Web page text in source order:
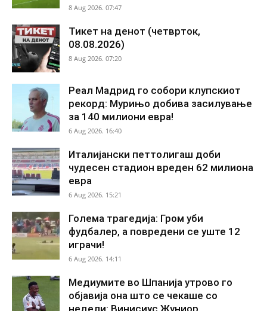
8 Aug 2026. 07:47
Тикет на денот (четврток,
08.08.2026)
8 Aug 2026. 07:20
Реал Мадрид го собори клупскиот
рекорд: Мурињо добива засилување
за 140 милиони евра!
6 Aug 2026. 16:40
Италијански петтолигаш доби
чудесен стадион вреден 62 милиона
евра
6 Aug 2026. 15:21
Голема трагедија: Гром уби
фудбалер, а повредени се уште 12
играчи!
6 Aug 2026. 14:11
Медиумите во Шпанија утрово го
објавија она што се чекаше со
недели: Винисиус Жуниор...